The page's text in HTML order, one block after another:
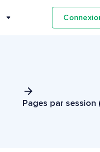
Pages par